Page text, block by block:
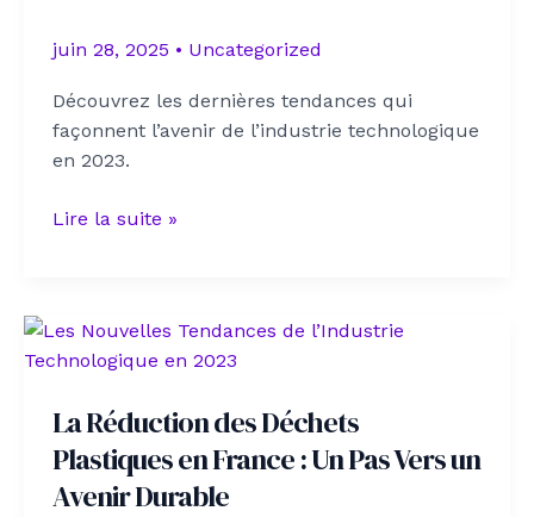
juin 28, 2025 • Uncategorized
Découvrez les dernières tendances qui
façonnent l’avenir de l’industrie technologique
en 2023.
Les
l’Industrie
Technologique
2023
Lire la suite »
La Réduction des Déchets
Plastiques en France : Un Pas Vers un
Avenir Durable